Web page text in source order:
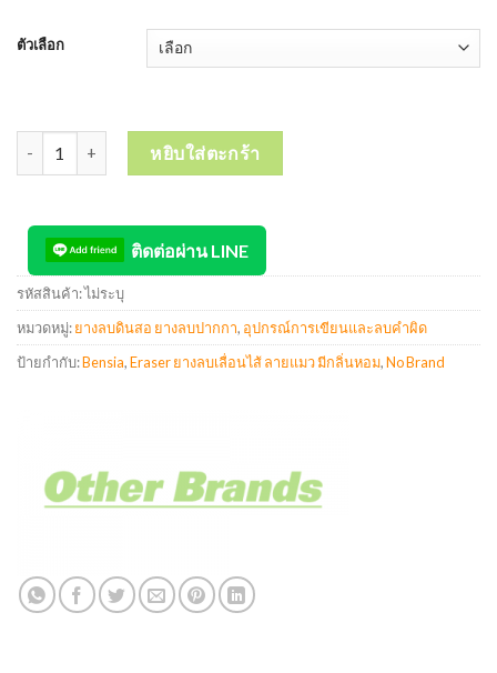
ตัวเลือก
จำนวน Eraser ยางลบเลื่อนไส้ คละสี คละลาย มีกลิ่นหอม จำนวน 1 ชิ้น
หยิบใส่ตะกร้า
ติดต่อผ่าน LINE
รหัสสินค้า:ไม่ระบุ
หมวดหมู่:ยางลบดินสอ ยางลบปากกา, อุปกรณ์การเขียนและลบคำผิด
ป้ายกำกับ:Bensia,Eraser ยางลบเลื่อนไส้ ลายแมว มีกลิ่นหอม,No Brand